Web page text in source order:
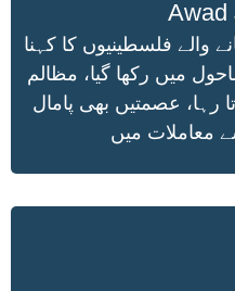
Awad
والے فلسطینیوں کا کہنا
میں رکھا گیا، مظالم
رہا، عصمتیں بھی پامال
معاملات میں